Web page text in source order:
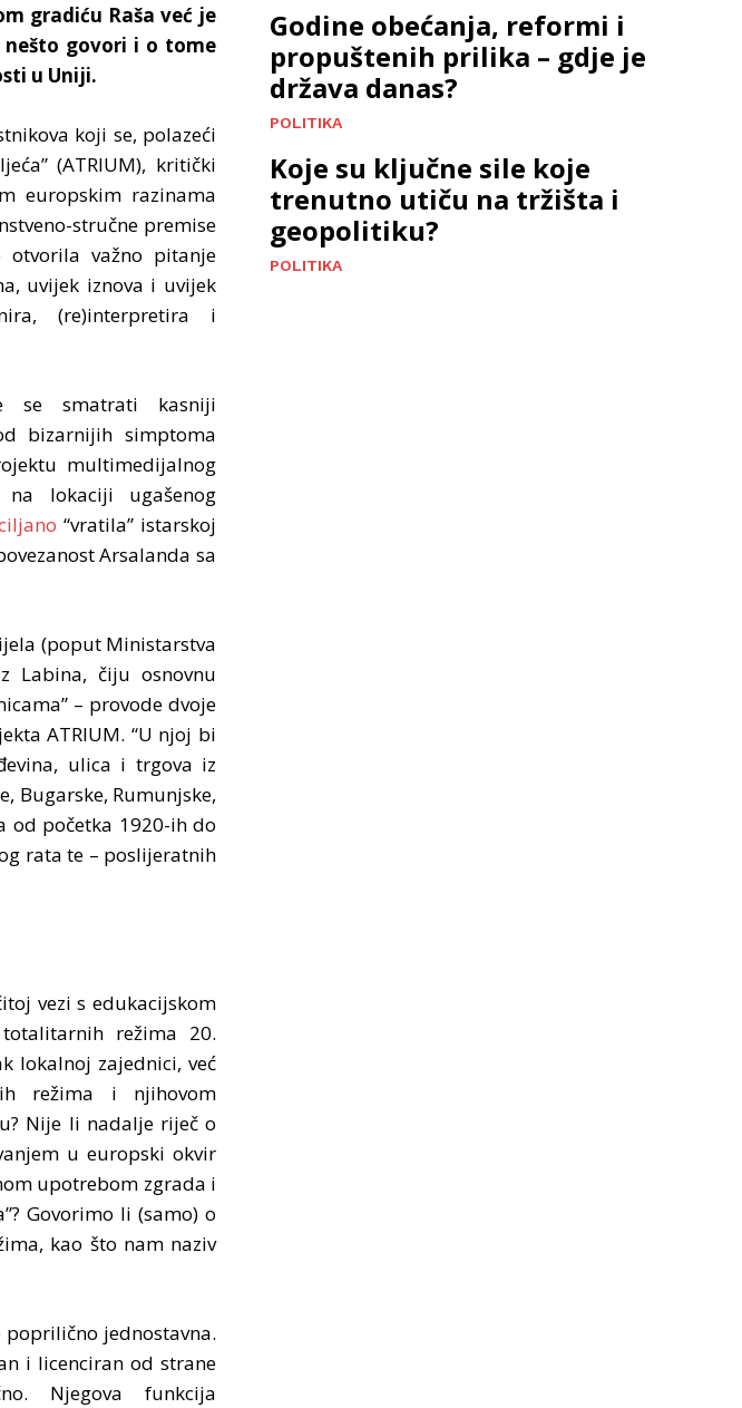
gradiću Raša već je
govori i o tome
u Uniji.
koji se, polazeći
(ATRIUM), kritički
europskim razinama
stručne premise
otvorila važno pitanje
uvijek iznova i uvijek
(re)interpretira i
se smatrati kasniji
bizarnijih simptoma
multimedijalnog
na lokaciji ugašenog
“vratila” istarskoj
Arsalanda sa
(poput Ministarstva
Labina, čiju osnovnu
– provode dvoje
ATRIUM. “U njoj bi
ulica i trgova iz
Bugarske, Rumunjske,
početka 1920-ih do
rata te – poslijeratnih
vezi s edukacijskom
režima 20.
lokalnoj zajednici, već
režima i njihovom
Nije li nadalje riječ o
u europski okvir
upotrebom zgrada i
Govorimo li (samo) o
kao što nam naziv
jednostavna.
i licenciran od strane
Njegova funkcija
Godine obećanja, reformi i
propuštenih prilika – gdje je
država danas?
POLITIKA
Koje su ključne sile koje
trenutno utiču na tržišta i
geopolitiku?
POLITIKA